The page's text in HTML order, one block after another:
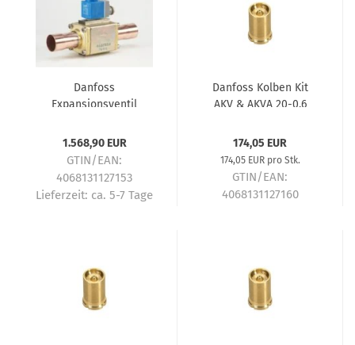
Danfoss
Expansionsventil
042H2030
1.568,90 EUR
GTIN/EAN:
4068131127153
Lieferzeit: ca. 5-7 Tage
Danfoss Kolben Kit
AKV & AKVA 20-0.6
174,05 EUR
174,05 EUR pro Stk.
GTIN/EAN:
4068131127160